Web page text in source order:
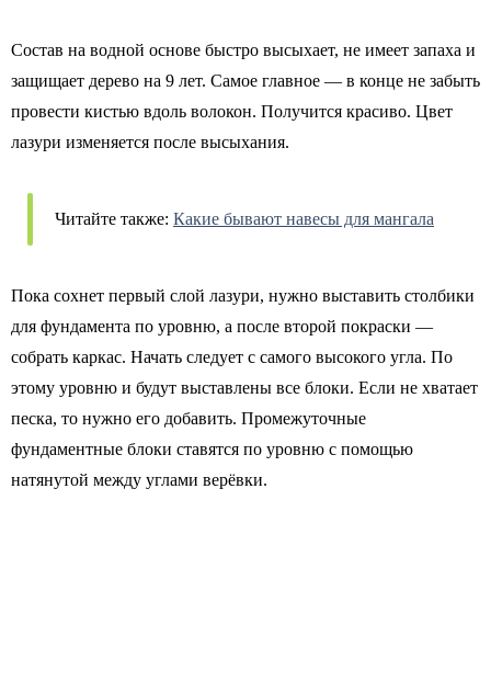
Состав на водной основе быстро высыхает, не имеет запаха и
защищает дерево на 9 лет. Самое главное — в конце не забыть
провести кистью вдоль волокон. Получится красиво. Цвет
лазури изменяется после высыхания.
Читайте также: Какие бывают навесы для мангала
Пока сохнет первый слой лазури, нужно выставить столбики
для фундамента по уровню, а после второй покраски —
собрать каркас. Начать следует с самого высокого угла. По
этому уровню и будут выставлены все блоки. Если не хватает
песка, то нужно его добавить. Промежуточные
фундаментные блоки ставятся по уровню с помощью
натянутой между углами верёвки.